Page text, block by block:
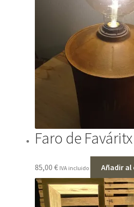
Faro de Faváritx
85,00 € IVA incluido Añadir